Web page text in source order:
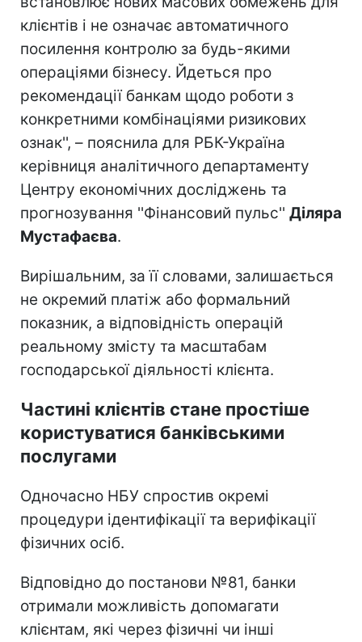
клієнтів і не означає автоматичного
посилення контролю за будь-якими
операціями бізнесу. Йдеться про
рекомендації банкам щодо роботи з
конкретними комбінаціями ризикових
ознак'', – пояснила для РБК-Україна
керівниця аналітичного департаменту
Центру економічних досліджень та
прогнозування ''Фінансовий пульс'' Діляра
Мустафаєва.
Вирішальним, за її словами, залишається
не окремий платіж або формальний
показник, а відповідність операцій
реальному змісту та масштабам
господарської діяльності клієнта.
Частині клієнтів стане простіше
користуватися банківськими
послугами
Одночасно НБУ спростив окремі
процедури ідентифікації та верифікації
фізичних осіб.
Відповідно до постанови №81, банки
отримали можливість допомагати
клієнтам, які через фізичні чи інші